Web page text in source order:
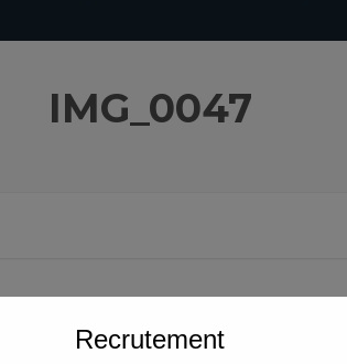
IMG_0047
Recrutement